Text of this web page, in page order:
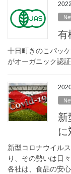
有
十日町きのこパッ
がオーガニック認
新
に
新型コロナウイル
り、その勢いは日
各社は、食品の安